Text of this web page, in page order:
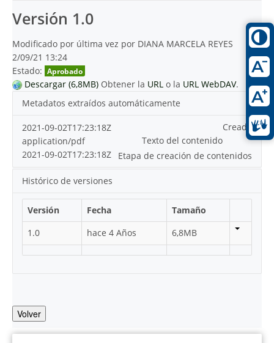
Versión 1.0
Modificado por última vez por DIANA MARCELA REYES
2/09/21 13:24
Estado: Aprobado
Descargar (6,8MB) Obtener la URL o la URL WebDAV.
Metadatos extraídos automáticamente
Creado
2021-09-02T17:23:18Z
Texto del contenido
application/pdf
Etapa de creación de contenidos
2021-09-02T17:23:18Z
Histórico de versiones
Versión Fecha
Tamaño
1.0
hace 4 Años 6,8MB
Volver